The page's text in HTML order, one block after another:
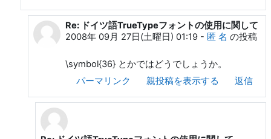
zrk への返信
Re: ドイツ語TrueTypeフォントの使用に関して
2008年 09月 27日(土曜日) 01:19- 匿 名 の投稿
\symbol{36} とかではどうでしょうか。
パーマリンク
親投稿を表示する 返信